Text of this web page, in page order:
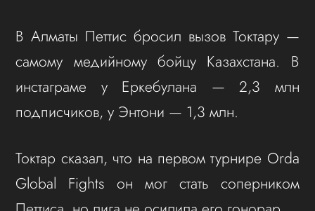
В Алматы Петтис бросил вызов Токтару —
самому медийному бойцу Казахстана. В
инстаграме у Еркебулана — 2,3 млн
подписчиков, у Энтони — 1,3 млн.
Токтар сказал, что на первом турнире Orda
Global Fights он мог стать соперником